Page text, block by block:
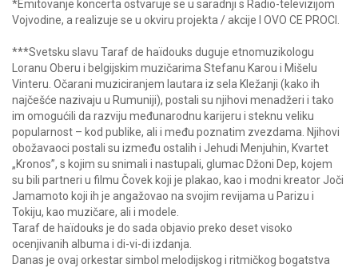
*Emitovanje koncerta ostvaruje se u saradnji s Radio-televizijom
Vojvodine, a realizuje se u okviru projekta / akcije I OVO CE PROCI.
***Svetsku slavu Taraf de haïdouks duguje etnomuzikologu
Loranu Oberu i belgijskim muzičarima Stefanu Karou i Mišelu
Vinteru. Očarani muziciranjem lautara iz sela Kležanji (kako ih
najčešće nazivaju u Rumuniji), postali su njihovi menadžeri i tako
im omogućili da razviju međunarodnu karijeru i steknu veliku
popularnost – kod publike, ali i među poznatim zvezdama. Njihovi
obožavaoci postali su između ostalih i Jehudi Menjuhin, Kvartet
„Kronos”, s kojim su snimali i nastupali, glumac Džoni Dep, kojem
su bili partneri u filmu Čovek koji je plakao, kao i modni kreator Joči
Jamamoto koji ih je angažovao na svojim revijama u Parizu i
Tokiju, kao muzičare, ali i modele.
Taraf de haïdouks je do sada objavio preko deset visoko
ocenjivanih albuma i di-vi-di izdanja.
Danas je ovaj orkestar simbol melodijskog i ritmičkog bogatstva